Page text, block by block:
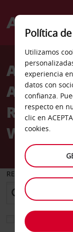
Welcome
AvisAlquiler
Ronald
RECOGER EN
Elegir otra
Política
Utilizamos
experiencia
datos con
confianza.
respecto en
clic en
cookies.